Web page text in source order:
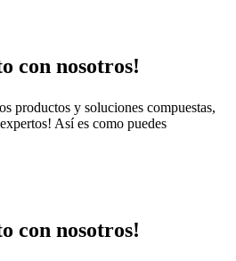
con nosotros!
productos y soluciones compuestas,
Así es como puedes
con nosotros!